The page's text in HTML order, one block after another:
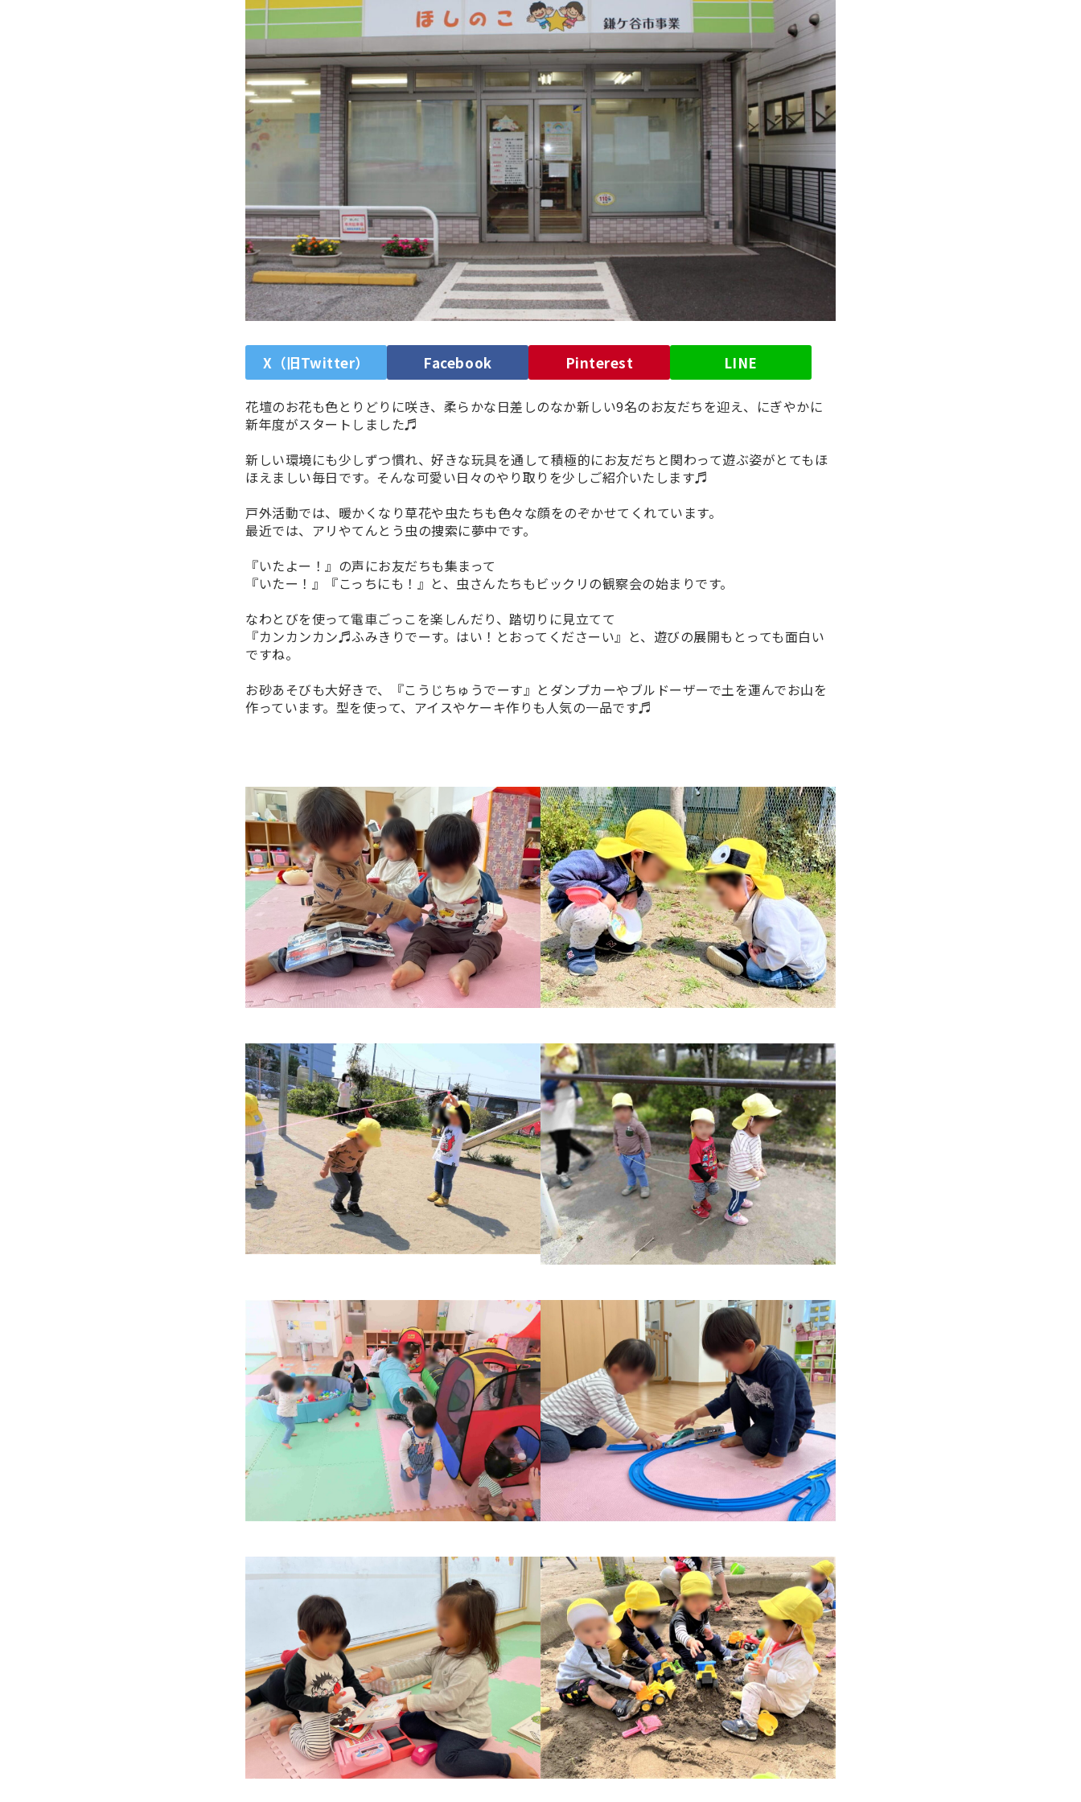
X（旧Twitter） Facebook Pinterest LINE
花壇のお花も色とりどりに咲き、柔らかな日差しのなか新しい9名のお友だちを迎え、にぎやかに
新年度がスタートしました♬
新しい環境にも少しずつ慣れ、好きな玩具を通して積極的にお友だちと関わって遊ぶ姿がとてもほ
ほえましい毎日です。そんな可愛い日々のやり取りを少しご紹介いたします♬
戸外活動では、暖かくなり草花や虫たちも色々な顔をのぞかせてくれています。
最近では、アリやてんとう虫の捜索に夢中です。
『いたよー！』の声にお友だちも集まって
『いたー！』『こっちにも！』と、虫さんたちもビックリの観察会の始まりです。
なわとびを使って電車ごっこを楽しんだり、踏切りに見立てて
『カンカンカン♬ふみきりでーす。はい！とおってくださーい』と、遊びの展開もとっても面白い
ですね。
お砂あそびも大好きで、『こうじちゅうでーす』とダンプカーやブルドーザーで土を運んでお山を
作っています。型を使って、アイスやケーキ作りも人気の一品です♬